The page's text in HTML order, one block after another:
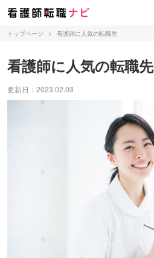
トップページ > 看護師に人気の転職先
看護師に人気の転職先
更新日：2023.02.03